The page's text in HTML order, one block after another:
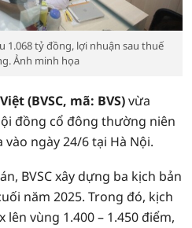
1.068 tỷ đồng, lợi nhuận sau thuế
Ảnh minh họa
(BVSC, mã: BVS)vừa
đồng cổ đông thường niên
ngày 24/6 tại Hà Nội.
BVSC xây dựng ba kịch bản
năm 2025. Trong đó, kịch
vùng 1.400 – 1.450 điểm,